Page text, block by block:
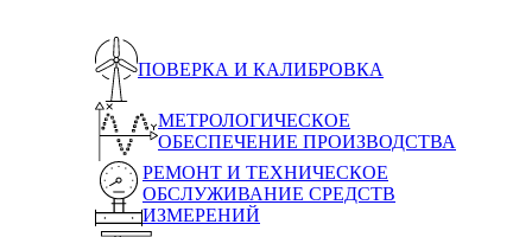
ПОВЕРКА И КАЛИБРОВКА
МЕТРОЛОГИЧЕСКОЕ
ОБЕСПЕЧЕНИЕ ПРОИЗВОДСТВА
РЕМОНТ И ТЕХНИЧЕСКОЕ
ОБСЛУЖИВАНИЕ СРЕДСТВ
ИЗМЕРЕНИЙ